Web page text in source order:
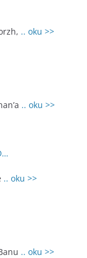
.. oku >>
.. oku >>
.. oku >>
.. oku >>